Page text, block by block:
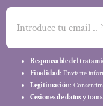
Responsable del
Finalidad: Enviarte
Legitimación:
Cesiones de datos y